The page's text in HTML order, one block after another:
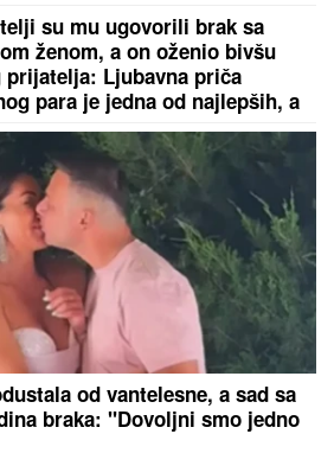
su mu ugovorili brak sa
ženom, a on oženio bivšu
prijatelja: Ljubavna priča
para je jedna od najlepših, a
ko zna detalje
od vantelesne, a sad sa
braka: "Dovoljni smo jedno